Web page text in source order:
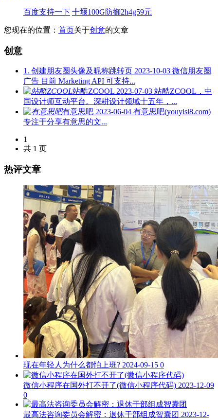
百度支持一下 十堰100G防御2h4g59元
您现在的位置： 首页关于创意的文章
创意
1. 创建朋友圈头像及昵称跳转页 2023-10-03 微信朋友圈
广告 目前 Marketing API 可支持...
站酷ZCOOL 2023-07-03 站酷ZCOOL，中
国设计师互动平台。深耕设计领域十五年，...
有意思吧 2023-06-04 有意思吧(youyisi8.com)
专注于分享有意思的文...
1
共 1 页
热评文章
现在年轻人为什么都怕上班? 2024-09-15 0
微信小程序在国外打不开了(微信小程序代码) 2023-12-09
0
最高法咨询委员会解密：退休干部组成智囊团 2023-12-